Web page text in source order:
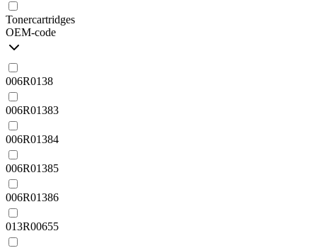
Tonercartridges
OEM-code
006R0138
006R01383
006R01384
006R01385
006R01386
013R00655